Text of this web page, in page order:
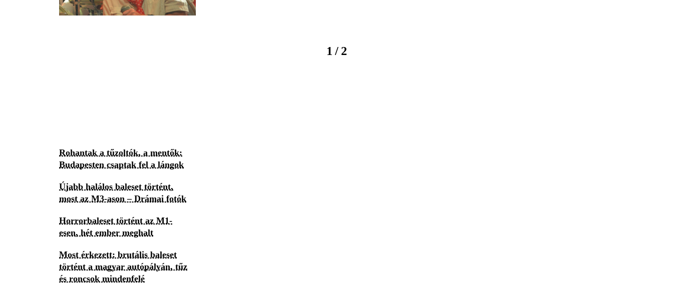
1 / 2
Rohantak a tűzoltók, a mentők:
Budapesten csaptak fel a lángok
Újabb halálos baleset történt,
most az M3-ason – Drámai fotók
Horrorbaleset történt az M1-
esen, hét ember meghalt
Most érkezett: brutális baleset
történt a magyar autópályán, tűz
és roncsok mindenfelé